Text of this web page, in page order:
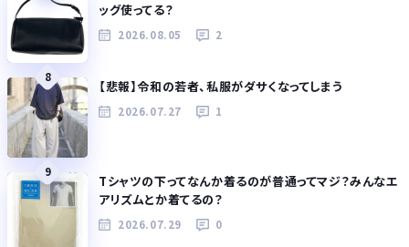
ッグ使ってる？
2026.08.05 2
8
【悲報】令和の若者、私服がダサくなってしまう
2026.07.27 1
9
Tシャツの下ってなんか着るのが普通ってマジ？みんなエ
アリズムとか着てるの？
2026.07.29 0